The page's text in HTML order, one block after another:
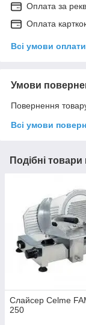
Оплата за
Оплата
Всі умови оплати
Умови
Повернення
Всі умови
Подібні товари
Слайсер Celme
250